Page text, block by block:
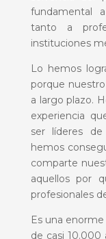
fundamental
tanto a
instituciones
Lo hemos
porque
a largo plazo.
experiencia
ser líderes
hemos
comparte
aquellos por
profesionales
Es una
de casi 10.000